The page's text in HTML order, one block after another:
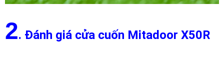
2. Đánh giá cửa cuốn Mitadoor X50R